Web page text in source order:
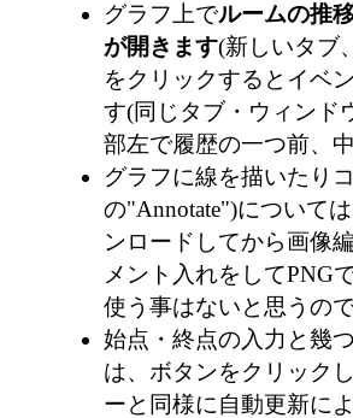
グラフ上でルームの推
が開きます(新しいタブ
をクリックするとイベ
す(同じタブ・ウィンド
部左で履歴の一つ前、
グラフに線を描いたり
の"Annotate")について
ンロードしてから画像
メント入れをしてPNG
使う事はないと思うの
始点・終点の入力と幾
は、ボタンをクリック
ーと同様に自動更新に